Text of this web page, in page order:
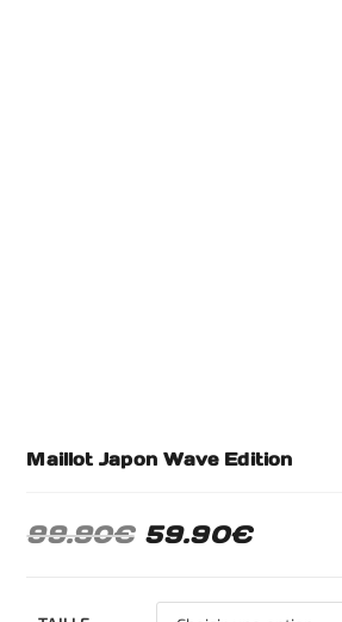
Maillot Japon Wave Edition
99.90€ 59.90€